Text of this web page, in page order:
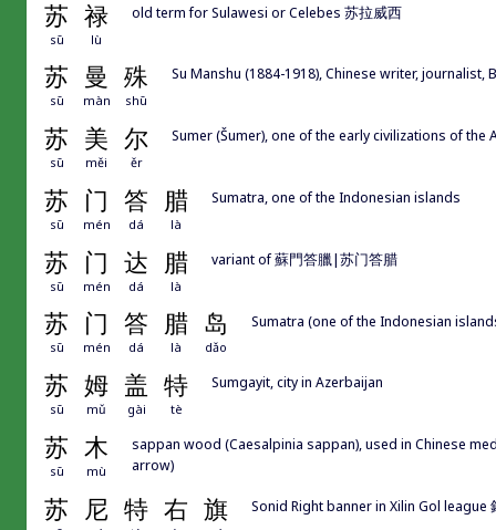
苏 禄
sū lù
old term for Sulawesi or Celebes 苏拉威西
苏 曼 殊
sū màn shū
Su Manshu (1884-1918), Chinese writer,
苏 美 尔
sū měi ěr
Sumer (Šumer), one of the early civilizations of the
苏 门 答 腊
sū mén dá là
Sumatra, one of the Indonesian islands
苏 门 达 腊
sū mén dá là
variant of 蘇門答臘|苏门答腊
苏 门 答 腊 岛
sū mén dá là dǎo
Sumatra (one of the Indonesian
苏 姆 盖 特
sū mǔ gài tè
Sumgayit, city in Azerbaijan
苏 木
sū mù
sappan wood (Caesalpinia sappan), used in Chinese
arrow)
苏 尼 特 右 旗 Sonid Right banner in Xilin Gol